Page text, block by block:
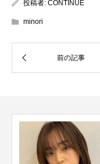
投稿者: CONTINUE
minori